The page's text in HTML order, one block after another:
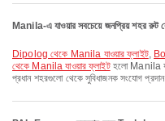
Manila-এ যাওয়ার সবচেয়ে জনপ্রিয় শহর রুট
Dipolog থেকে Manila যাওয়ার ফ্লাইট,
থেকে Manila যাওয়ার ফ্লাইটহলো Manila
প্রধান শহরগুলো থেকে সুবিধাজনক সংযোগ